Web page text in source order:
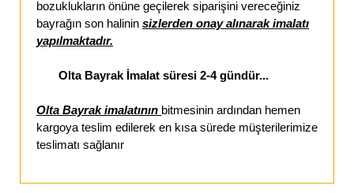
bozuklukların önüne geçilerek siparişini vereceğiniz
bayrağın son halinin sizlerden onay alınarak imalatı
yapılmaktadır.
Olta Bayrak İmalat süresi 2-4 gündür...
Olta Bayrak imalatının bitmesinin ardından hemen
kargoya teslim edilerek en kısa sürede müşterilerimize
teslimatı sağlanır